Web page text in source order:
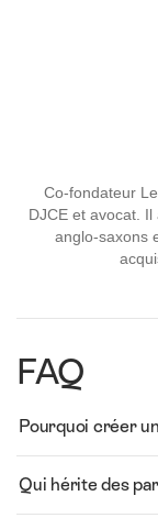
Co-fondateur
DJCE et avocat.
anglo-saxons
FAQ
Pourquoi créer
Qui hérite des